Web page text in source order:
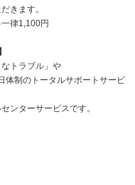
きます。
律1,100円
トラブル」や
体制のトータルサポートサービ
ンターサービスです。